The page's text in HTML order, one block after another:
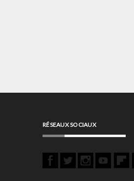
RÉSEAUX SOCIAUX